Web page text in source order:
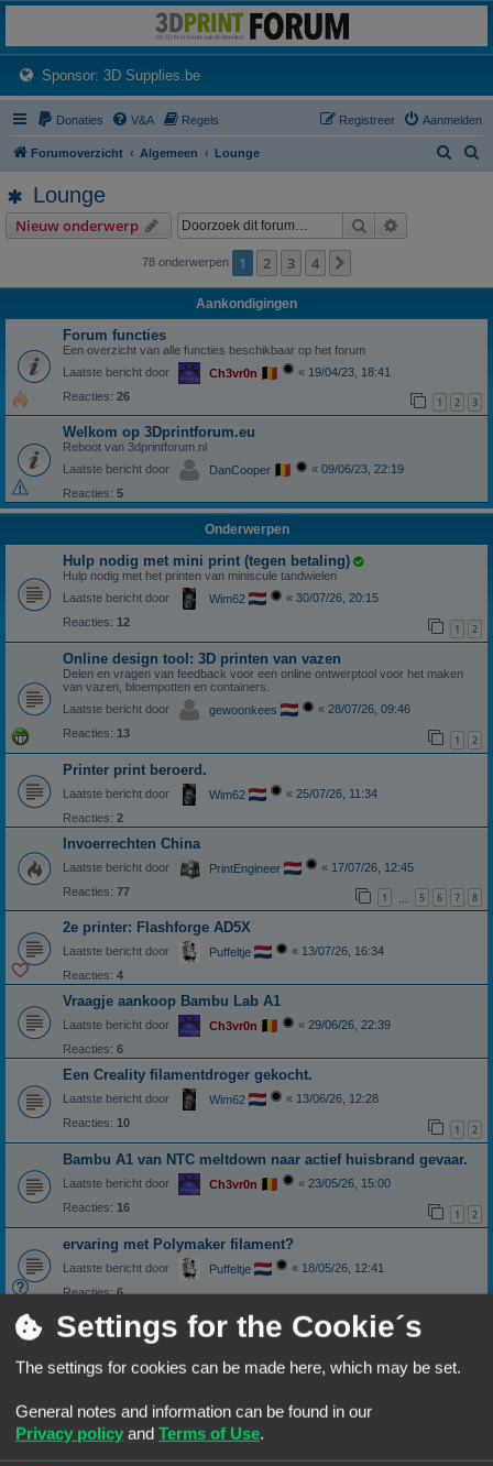
Het 3D print forum van de Benelux na de sluiting van 3dprintforum.nl
Sponsor: 3D Supplies.be(Opens a new tab)
Donaties V&A Regels Aanmelden
Registreer
Forumoverzicht Algemeen Lounge
Lounge
Nieuw onderwerp Zoek
78 onderwerpen 1 2 3 4
Aankondigingen
Forum functies
Een overzicht van alle functies beschikbaar op het forum
Laatste bericht door
Ch3vr0n « 19/04/23, 18:41
Reacties: 26 1 2 3
Welkom op 3Dprintforum.eu
Reboot van 3dprintforum.nl
Laatste bericht door
DanCooper « 09/06/23, 22:19
Reacties: 5
Onderwerpen
Hulp nodig met mini print (tegen betaling)
Hulp nodig met het printen van miniscule tandwielen
Laatste bericht door
Wim62 « 30/07/26, 20:15
Reacties: 12 1 2
Online design tool: 3D printen van vazen
Delen en vragen van feedback voor een online ontwerptool voor het maken
van vazen, bloempotten en containers.
Laatste bericht door
gewoonkees « 28/07/26, 09:46
Reacties: 13 1 2
Printer print beroerd.
Laatste bericht door Wim62 « 25/07/26, 11:34
Reacties: 2
Invoerrechten China
Laatste bericht door PrintEngineer « 17/07/26, 12:45
Reacties: 77 1 5 6 7 8
2e printer: Flashforge AD5X
Laatste bericht door Puffeltje « 13/07/26, 16:34
Reacties: 4
Vraagje aankoop Bambu Lab A1
Laatste bericht door Ch3vr0n « 29/06/26, 22:39
Reacties: 6
Een Creality filamentdroger gekocht.
Laatste bericht door Wim62 « 13/06/26, 12:28
Reacties: 10 1 2
Bambu A1 van NTC meltdown naar actief huisbrand gevaar.
Laatste bericht door Ch3vr0n « 23/05/26, 15:00
Reacties: 16 1 2
ervaring met Polymaker filament?
Laatste bericht door Puffeltje « 18/05/26, 12:41
Reacties:6
Nieuwe mogelijkheid Bambu Studio: Add mixed filament
Laatste bericht door « 12/05/26, 17:41
Reacties:2
Laatste bericht door NineLizards «02/05/26, 16:51
Reacties:35
Settings for the Cookie´s
The settings for cookies can be made here, which may be set.
General notes and information can be found in our
Privacy policy and Terms of Use.